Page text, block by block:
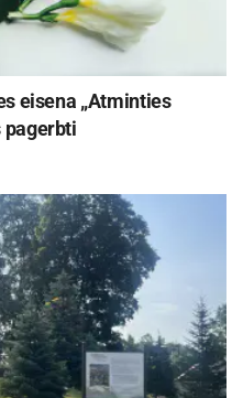
eisena „Atminties
pagerbti